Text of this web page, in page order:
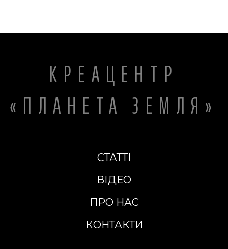
КРЕАЦЕНТР
«ПЛАНЕТА ЗЕМЛЯ»
СТАТТІ
ВІДЕО
ПРО НАС
КОНТАКТИ